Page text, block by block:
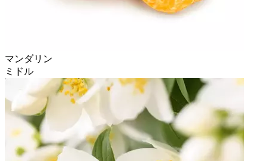
マンダリン
ミドル